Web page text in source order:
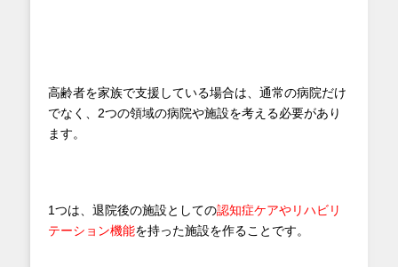
高齢者を家族で支援している場合は、通常の病院だけ
でなく、2つの領域の病院や施設を考える必要があり
ます。
1つは、退院後の施設としての認知症ケアやリハビリ
テーション機能を持った施設を作ることです。